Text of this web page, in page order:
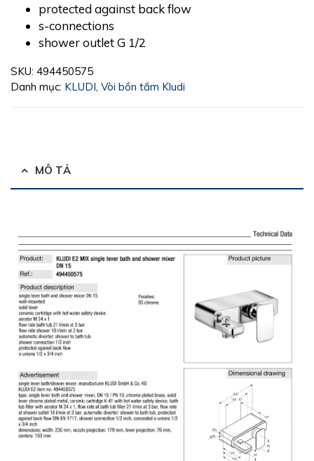
protected against back flow
s-connections
shower outlet G 1/2
SKU: 494450575
Danh mục: KLUDI Vòi bồn tắm Kludi
MÔ TẢ